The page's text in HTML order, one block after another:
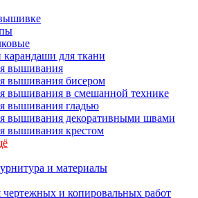
для ткани
вышивания
вышивания бисером
вышивания в смешанной технике
вышивания гладью
вышивания декоративными швами
вышивания крестом
и материалы
чертежных и копировальных работ